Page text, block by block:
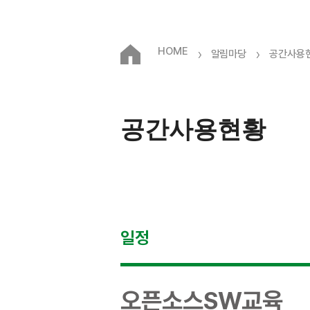
HOME › 알림마당 › 공간사용
공간사용현황
일정
오픈소스SW교육